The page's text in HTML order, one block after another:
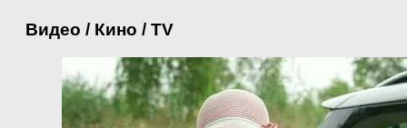
Видео / Кино / TV